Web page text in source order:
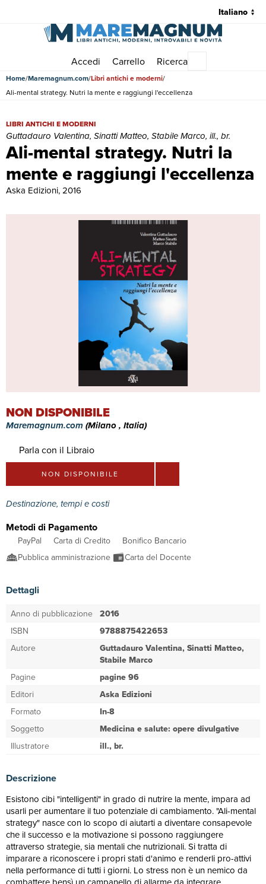
Accedi Carrello Ricerca
Home Maremagnum.com Libri antichi e moderni
Ali-mental strategy. Nutri la mente e raggiungi l'eccellenza
Ali-mental strategy. Nutri la
mente e raggiungi l'eccellenza
Ali-mental strategy. Nutri la mente e raggiungi l'eccellenza | Libri
LIBRI ANTICHI E MODERNI
Guttadauro Valentina, Sinatti Matteo, Stabile Marco, ill., br.
Aska Edizioni, 2016
NON DISPONIBILE
Maremagnum.com(Milano , Italia)
Parla con il Libraio
NON DISPONIBILE
Destinazione, tempi e costi
Metodi di Pagamento
PayPal Carta di Credito
Bonifico Bancario
Pubblica amministrazione
Carta del Docente
Dettagli
Anno di pubblicazione 2016
ISBN
9788875422653
Autore
Guttadauro Valentina, Sinatti Matteo,
Stabile Marco
Pagine
pagine 96
Editori
Aska Edizioni
Formato
In-8
Soggetto
Medicina e salute: opere divulgative
Illustratore
ill., br.
Descrizione
Esistono cibi "intelligenti" in grado di nutrire la mente, impara ad
usarli per aumentare il tuo potenziale di cambiamento. "Ali-mental
strategy" nasce con lo scopo di aiutarti a diventare consapevole
che il successo e la motivazione si possono raggiungere
attraverso strategie, sia mentali che nutrizionali. Si tratta di
imparare a riconoscere i propri stati d'animo e renderli pro-attivi
nella performance di tutti i giorni. Lo stress non è un nemico da